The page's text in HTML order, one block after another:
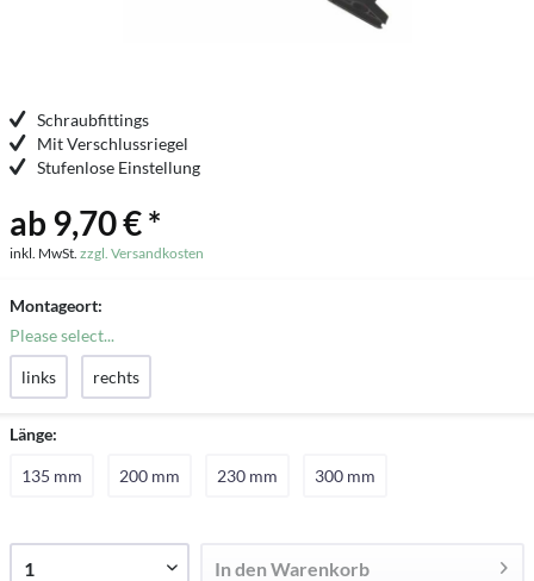
Schraubfittings
Mit Verschlussriegel
Stufenlose Einstellung
ab 9,70 € *
inkl. MwSt. zzgl. Versandkosten
Montageort:
Please select...
links rechts
Länge:
135 mm 200 mm 230 mm 300 mm
In den Warenkorb